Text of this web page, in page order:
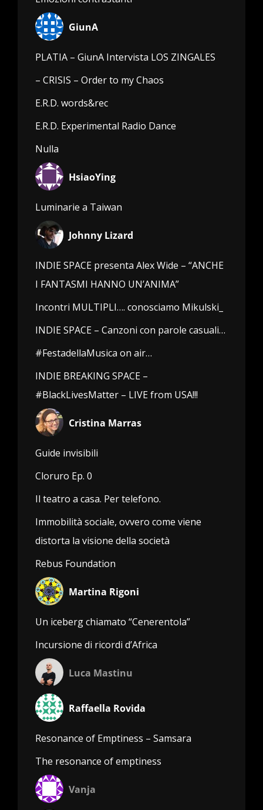
GiunA
PLATIA – GiunA Intervista LOS ZINGALES
– CRISIS – Order to my Chaos
E.R.D. words&rec
E.R.D. Experimental Radio Dance
Nulla
HsiaoYing
Luminarie a Taiwan
Johnny Lizard
INDIE SPACE presenta Alex Wide – “ANCHE
I FANTASMI HANNO UN’ANIMA”
Incontri MULTIPLI…. conosciamo Mikulski_
INDIE SPACE – Canzoni con parole casuali…
#FestadellaMusica on air…
INDIE BREAKING SPACE –
#BlackLivesMatter – LIVE from USA!!!
Cristina Marras
Guide invisibili
Cloruro Ep. 0
Il teatro a casa. Per telefono.
Immobilità sociale, ovvero come viene
distorta la visione della società
Rebus Foundation
Martina Rigoni
Un iceberg chiamato “Cenerentola”
Incursione di ricordi d’Africa
Luca Mastinu
Raffaella Rovida
Resonance of Emptiness – Samsara
The resonance of emptiness
Vanja